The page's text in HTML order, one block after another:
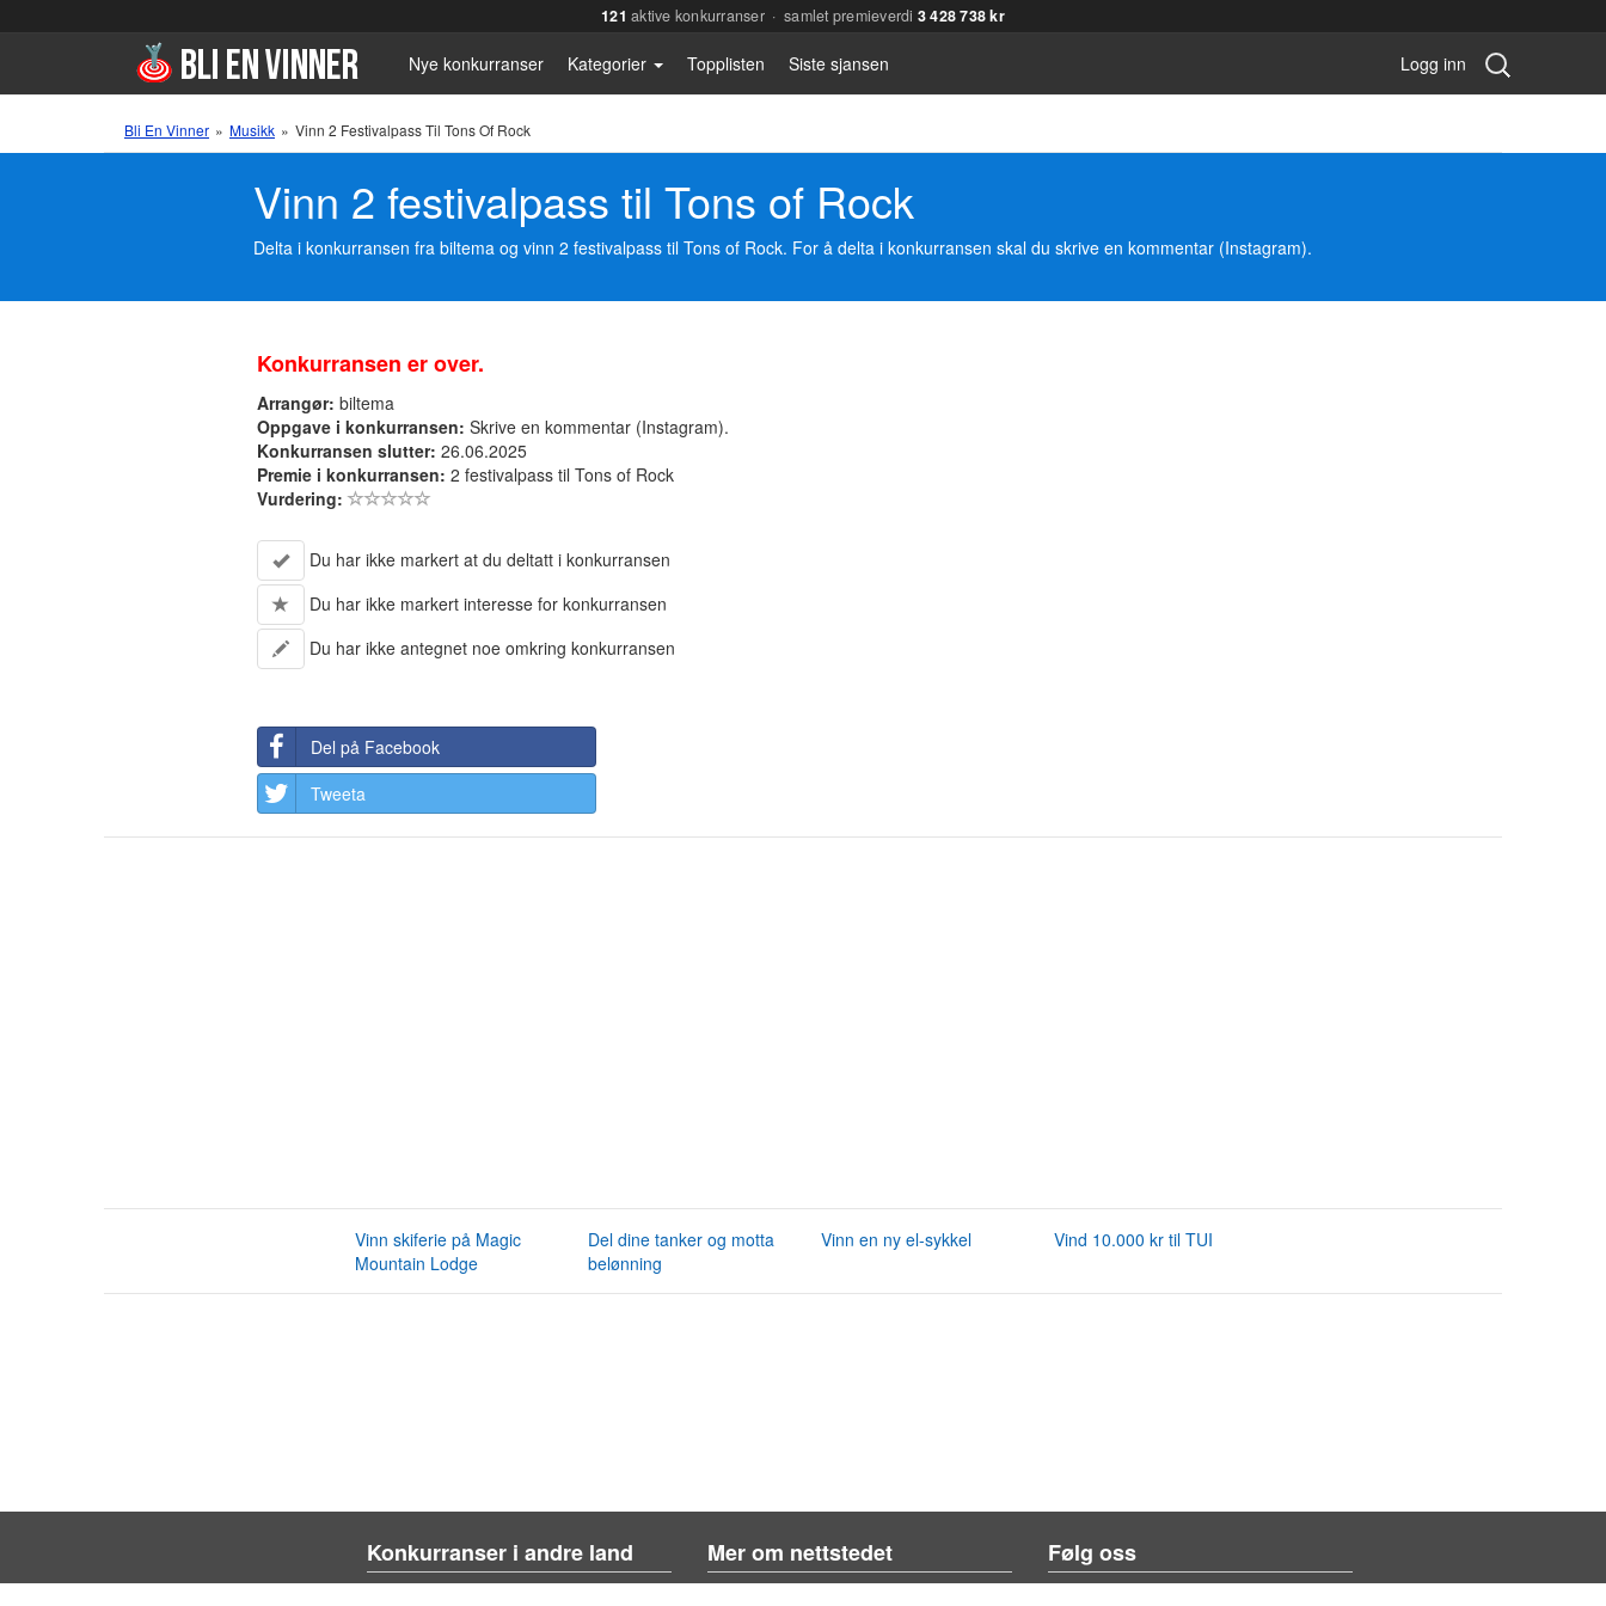
121 aktive konkurranser · samlet premieverdi 3 428 738 kr
Nye konkurranser Kategorier Topplisten Siste sjansen Logg inn
Søk
konkurranse:
Bli En Vinner » Musikk » Vinn 2 Festivalpass Til Tons Of Rock
Vinn 2 festivalpass til Tons of Rock
Delta i konkurransen fra biltema og vinn 2 festivalpass til Tons of Rock. For å delta i konkurransen skal du skrive en kommentar (Instagram).
Konkurransen er over.
Arrangør: biltema
Oppgave i konkurransen: Skrive en kommentar (Instagram).
Konkurransen slutter: 26.06.2025
Premie i konkurransen: 2 festivalpass til Tons of Rock
Vurdering:
Du har ikke markert at du deltatt i konkurransen
Du har ikke markert interesse for konkurransen
Du har ikke antegnet noe omkring konkurransen
Del på Facebook
Tweeta
Vinn skiferie på Magic
Mountain Lodge
Del dine tanker og motta
belønning
Vinn en ny el-sykkel Vind 10.000 kr til TUI
Konkurranser i andre land Mer om nettstedet Følg oss